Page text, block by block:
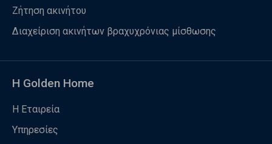
Ζήτηση ακινήτου
Διαχείριση ακινήτων βραχυχρόνιας μίσθωσης
Η Golden Home
Η Εταιρεία
Υπηρεσίες